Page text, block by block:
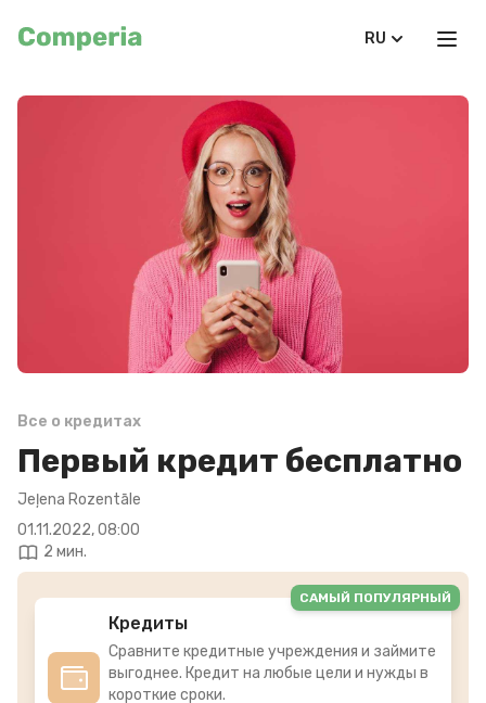
RU
Все о кредитах
Первый кредит бесплатно
Jeļena Rozentāle
01.11.2022, 08:00
2 мин.
Кредиты
Сравните кредитные учреждения и займите
выгоднее. Кредит на любые цели и нужды в
короткие сроки.
САМЫЙ ПОПУЛЯРНЫЙ